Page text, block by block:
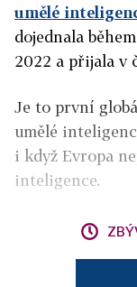
umělé
dojednala
2022 a přijala v
Je to první
umělé
i když Evropa
inteligence.